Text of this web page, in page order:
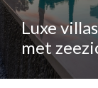
Luxe
met